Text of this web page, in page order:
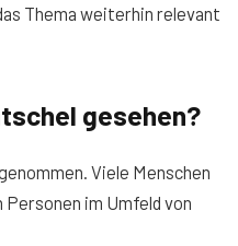
Thema weiterhin relevant
gesehen?
Viele Menschen
im Umfeld von